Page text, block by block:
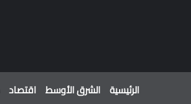
الرئيسية الشرق الأوسط اقتصاد